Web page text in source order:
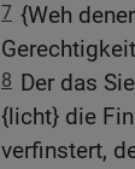
7 {Weh
8 Der das
{licht} die
verfinstert,